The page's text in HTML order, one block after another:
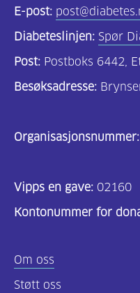
E-post:
Diabeteslinjen: Spør
Post: Postboks 6442,
Besøksadresse:
Organisasjonsnummer:
Vipps en gave: 02160
Kontonummer for
Om oss
Støtt oss